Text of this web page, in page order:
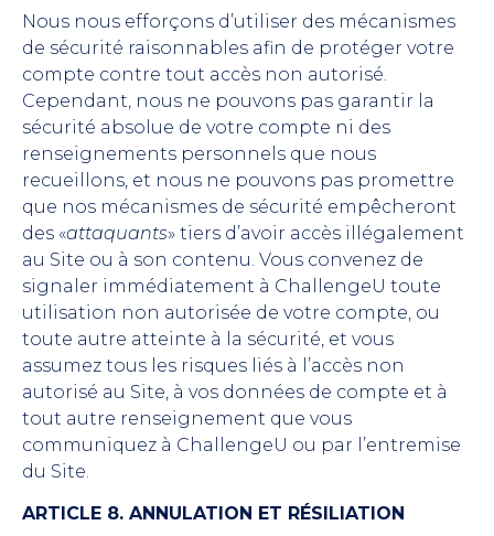
Nous nous efforçons d’utiliser des mécanismes
de sécurité raisonnables afin de protéger votre
compte contre tout accès non autorisé.
Cependant, nous ne pouvons pas garantir la
sécurité absolue de votre compte ni des
renseignements personnels que nous
recueillons, et nous ne pouvons pas promettre
que nos mécanismes de sécurité empêcheront
des «attaquants» tiers d’avoir accès illégalement
au Site ou à son contenu. Vous convenez de
signaler immédiatement à ChallengeU toute
utilisation non autorisée de votre compte, ou
toute autre atteinte à la sécurité, et vous
assumez tous les risques liés à l’accès non
autorisé au Site, à vos données de compte et à
tout autre renseignement que vous
communiquez à ChallengeU ou par l’entremise
du Site.
ARTICLE 8. ANNULATION ET RÉSILIATION